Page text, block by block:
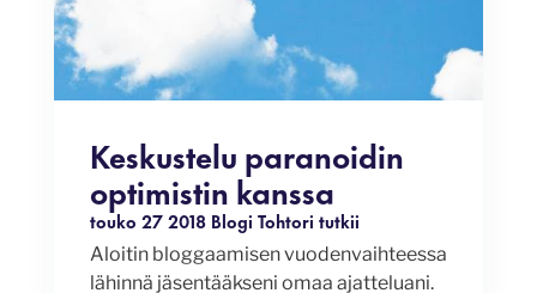
Keskustelu paranoidin
optimistin kanssa
touko 27 2018 Blogi Tohtori tutkii
Aloitin bloggaamisen vuodenvaihteessa
lähinnä jäsentääkseni omaa ajatteluani.